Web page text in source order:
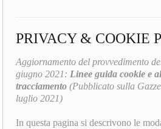
PRIVACY & COOKIE
Aggiornamento del provvedimento
giugno 2021: Linee guida cookie e
tracciamento (Pubblicato sulla
luglio 2021)
In questa pagina si descrivono le